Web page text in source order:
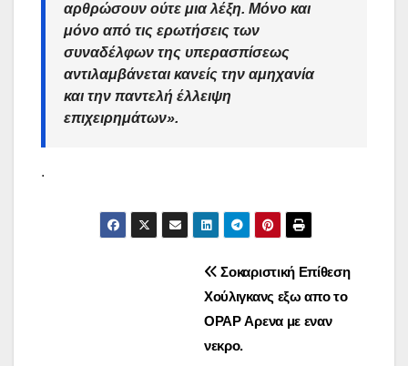
αρθρώσουν ούτε μια λέξη. Μόνο και
μόνο από τις ερωτήσεις των
συναδέλφων της υπερασπίσεως
αντιλαμβάνεται κανείς την αμηχανία
και την παντελή έλλειψη
επιχειρημάτων».
.
Σοκαριστική Επίθεση
Χούλιγκανς εξω απο το
OPAP Αρενα με εναν
νεκρο.